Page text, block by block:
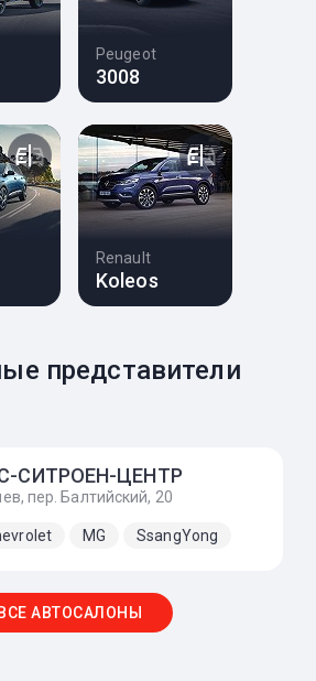
Peugeot
3008
Renault
Koleos
представители
СИТРОЕН-ЦЕНТР
пер. Балтийский, 20
MG SsangYong
АВТОСАЛОНЫ